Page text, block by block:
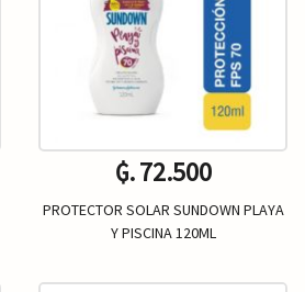
₲. 72.500
PROTECTOR SOLAR SUNDOWN PLAYA
Y PISCINA 120ML